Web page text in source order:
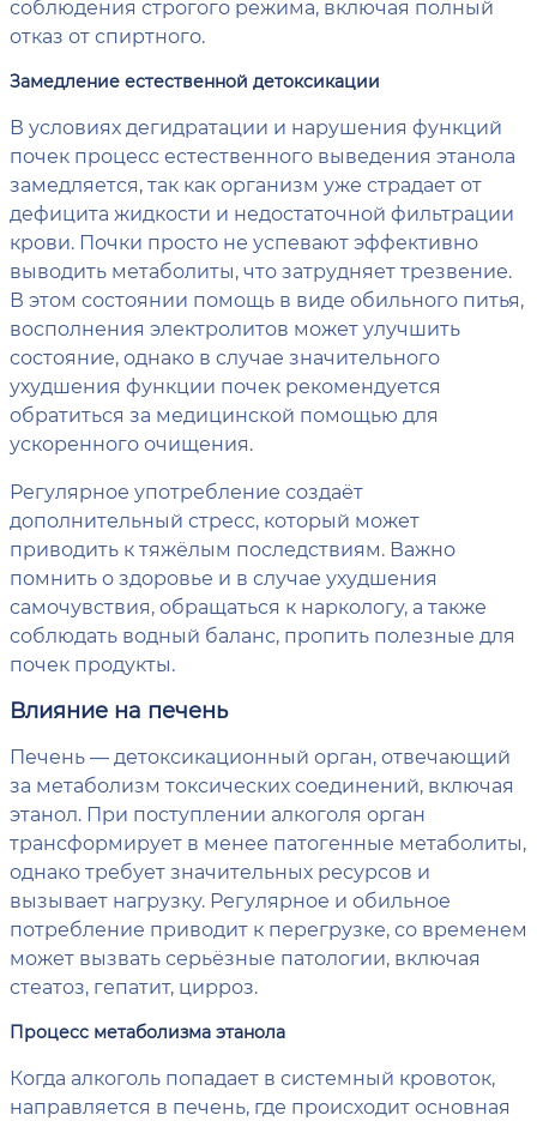
соблюдения строгого режима, включая полный
отказ от спиртного.
Замедление естественной детоксикации
В условиях дегидратации и нарушения функций
почек процесс естественного выведения этанола
замедляется, так как организм уже страдает от
дефицита жидкости и недостаточной фильтрации
крови. Почки просто не успевают эффективно
выводить метаболиты, что затрудняет трезвение.
В этом состоянии помощь в виде обильного питья,
восполнения электролитов может улучшить
состояние, однако в случае значительного
ухудшения функции почек рекомендуется
обратиться за медицинской помощью для
ускоренного очищения.
Регулярное употребление создаёт
дополнительный стресс, который может
приводить к тяжёлым последствиям. Важно
помнить о здоровье и в случае ухудшения
самочувствия, обращаться к наркологу, а также
соблюдать водный баланс, пропить полезные для
почек продукты.
Влияние на печень
Печень — детоксикационный орган, отвечающий
за метаболизм токсических соединений, включая
этанол. При поступлении алкоголя орган
трансформирует в менее патогенные метаболиты,
однако требует значительных ресурсов и
вызывает нагрузку. Регулярное и обильное
потребление приводит к перегрузке, со временем
может вызвать серьёзные патологии, включая
стеатоз, гепатит, цирроз.
Процесс метаболизма этанола
Когда алкоголь попадает в системный кровоток,
направляется в печень, где происходит основная